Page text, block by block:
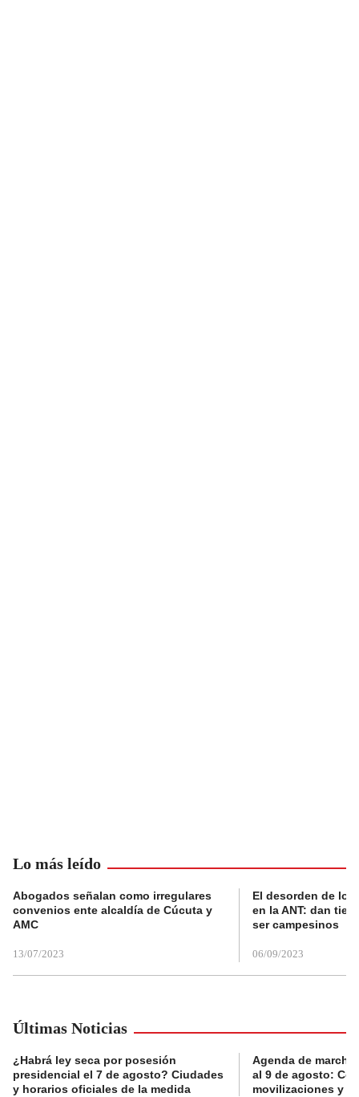
Lo más leído
Abogados señalan como irregulares
convenios ente alcaldía de Cúcuta y
AMC
13/07/2023
El desorden de
en la ANT: dan
ser campesinos
06/09/2023
Últimas Noticias
¿Habrá ley seca por posesión
presidencial el 7 de agosto? Ciudades
y horarios oficiales de la medida
Agenda de
al 9 de agosto:
movilizaciones y